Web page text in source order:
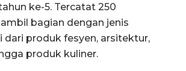
ke-5. Tercatat 250
bagian dengan jenis
dari produk fesyen, arsitektur,
produk kuliner.